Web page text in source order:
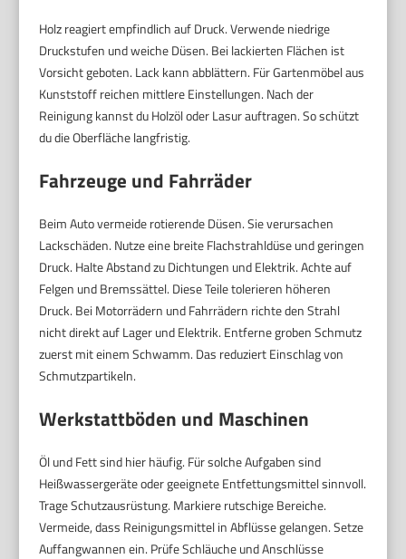
Holz reagiert empfindlich auf Druck. Verwende niedrige
Druckstufen und weiche Düsen. Bei lackierten Flächen ist
Vorsicht geboten. Lack kann abblättern. Für Gartenmöbel aus
Kunststoff reichen mittlere Einstellungen. Nach der
Reinigung kannst du Holzöl oder Lasur auftragen. So schützt
du die Oberfläche langfristig.
Fahrzeuge und Fahrräder
Beim Auto vermeide rotierende Düsen. Sie verursachen
Lackschäden. Nutze eine breite Flachstrahldüse und geringen
Druck. Halte Abstand zu Dichtungen und Elektrik. Achte auf
Felgen und Bremssättel. Diese Teile tolerieren höheren
Druck. Bei Motorrädern und Fahrrädern richte den Strahl
nicht direkt auf Lager und Elektrik. Entferne groben Schmutz
zuerst mit einem Schwamm. Das reduziert Einschlag von
Schmutzpartikeln.
Werkstattböden und Maschinen
Öl und Fett sind hier häufig. Für solche Aufgaben sind
Heißwassergeräte oder geeignete Entfettungsmittel sinnvoll.
Trage Schutzausrüstung. Markiere rutschige Bereiche.
Vermeide, dass Reinigungsmittel in Abflüsse gelangen. Setze
Auffangwannen ein. Prüfe Schläuche und Anschlüsse